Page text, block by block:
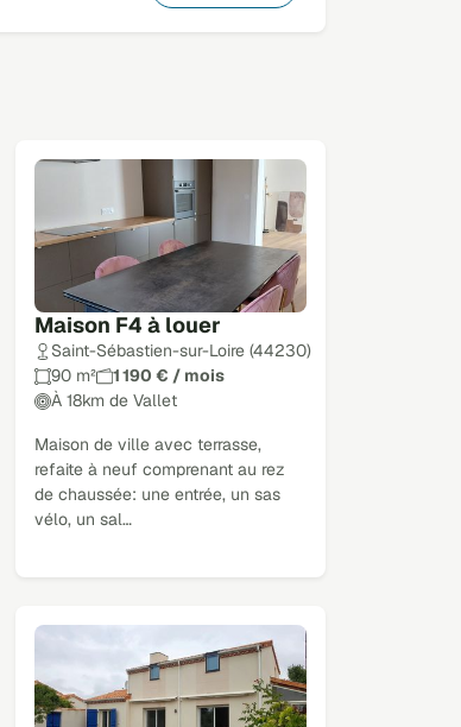
Maison F4 à louer
Saint-Sébastien-sur-Loire (44230)
90 m²
1 190 € / mois
À 18km de Vallet
Maison de ville avec terrasse,
refaite à neuf comprenant au rez
de chaussée: une entrée, un sas
vélo, un sal…